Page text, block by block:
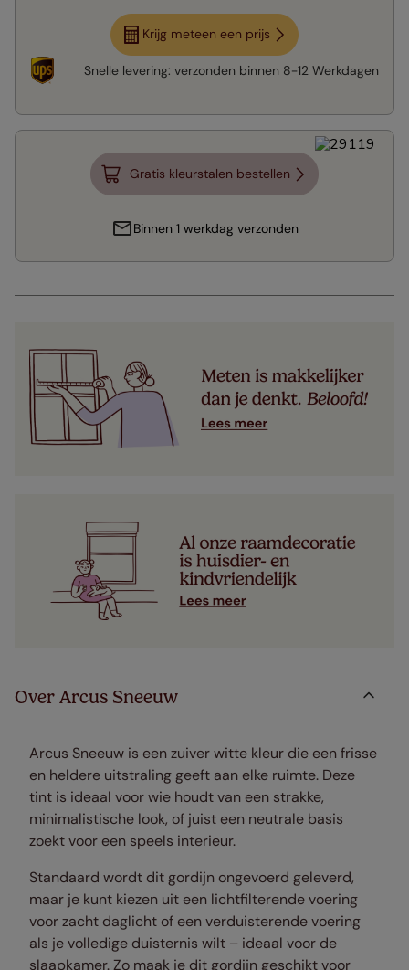
Krijg meteen een prijs
Snelle levering: verzonden binnen 8-12 Werkdagen
Gratis kleurstalen bestellen
Binnen 1 werkdag verzonden
Over Arcus Sneeuw
Arcus Sneeuw is een zuiver witte kleur die een frisse
en heldere uitstraling geeft aan elke ruimte. Deze
tint is ideaal voor wie houdt van een strakke,
minimalistische look, of juist een neutrale basis
zoekt voor een speels interieur.
Standaard wordt dit gordijn ongevoerd geleverd,
maar je kunt kiezen uit een lichtfilterende voering
voor zacht daglicht of een verduisterende voering
als je volledige duisternis wilt – ideaal voor de
slaapkamer. Zo maak je dit gordijn geschikt voor